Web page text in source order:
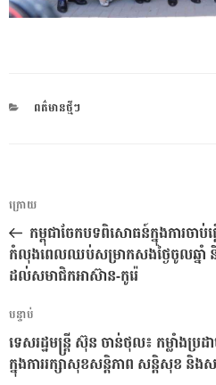
CATEGORIES
ពត៌មានថ្មីៗ
ការ​
នាំទិស​
ប្រកាស
អត្ថបទ
មុន
ក្រោយ
កម្ពុជាចែកបទពិសោធន៍ក្នុងការចា
កំលុងពេលឈប់សម្រាកសងថ្ងៃចូលឆ្នាំ និ
ដល់សមាជិកអាស៊ាន-កូរ៉េ
អត្ថបទ
បន្ទាប់
បន្ទាប់
ទេសរដ្ឋមន្ត្រី ស៊ុន ចាន់ថុល៖ កម្លាំងប្
ក្នុងការរក្សាសុខសន្តិភាព សន្តិសុខ និង